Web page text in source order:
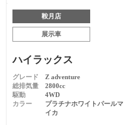
鞍月店
展示車
ハイラックス
グレード
Z adventure
総排気量
2800cc
駆動
4WD
カラー
プラチナホワイトパールマ
イカ